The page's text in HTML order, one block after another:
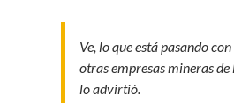
Ve, lo que está pasando
otras empresas mineras
lo advirtió.